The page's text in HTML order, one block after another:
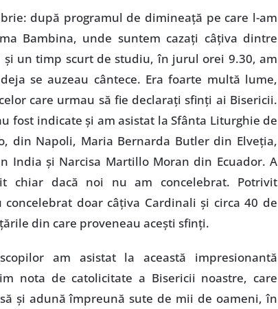
după programul de dimineaţă pe care l-am
Bambina, unde suntem cazaţi câţiva dintre
un timp scurt de studiu, în jurul orei 9.30, am
se auzeau cântece. Era foarte multă lume,
care urmau să fie declaraţi sfinţi ai Bisericii.
fost indicate şi am asistat la Sfânta Liturghie de
din Napoli, Maria Bernarda Butler din Elveţia,
India şi Narcisa Martillo Moran din Ecuador. A
chiar dacă noi nu am concelebrat. Potrivit
doar câţiva Cardinali şi circa 40 de
din care proveneau aceşti sfinţi.
am asistat la această impresionantă
nota de catolicitate a Bisericii noastre, care
şi adună împreună sute de mii de oameni, în